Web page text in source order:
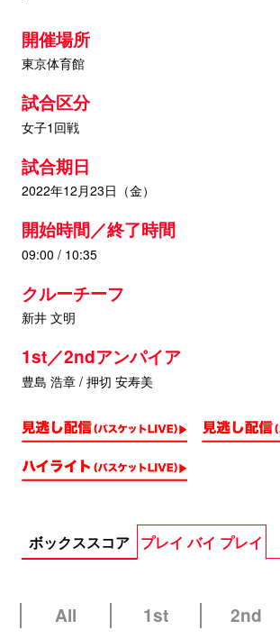
開催場所
東京体育館
試合区分
女子1回戦
試合期日
2022年12月23日（金）
開始時間／終了時間
09:00 / 10:35
クルーチーフ
新井 文明
1st／2ndアンパイア
豊島 浩章 / 押切 安寿美
ボックススコア プレイ バイ プレイ
All 1st 2nd